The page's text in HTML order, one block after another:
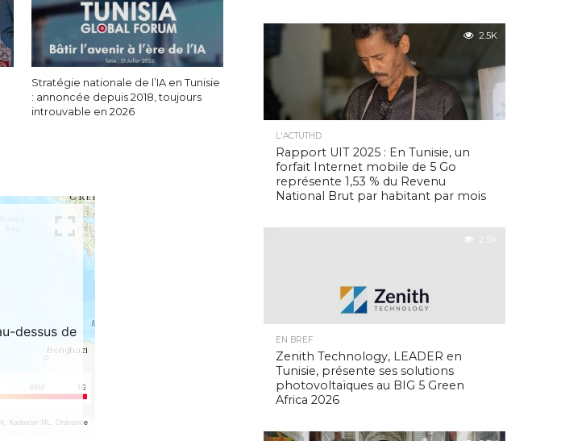
Stratégie nationale de l’IA en Tunisie
: annoncée depuis 2018, toujours
introuvable en 2026
2.5K
L'ACTUTHD
Rapport UIT 2025 : En Tunisie, un
forfait Internet mobile de 5 Go
représente 1,53 % du Revenu
National Brut par habitant par mois
2.5K
EN BREF
Zenith Technology, LEADER en
Tunisie, présente ses solutions
photovoltaïques au BIG 5 Green
Africa 2026